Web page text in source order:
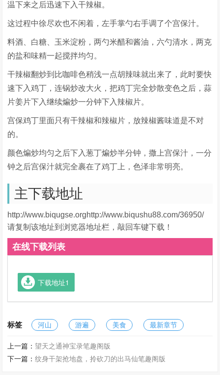
温下来之后迅速下入干辣椒。
这过程中徐尽欢也不闲着，左手掌勺右手调了个宫保汁。
料酒、白糖、玉米淀粉，两勺米醋和酱油，六勺清水，两克
的盐和味精一起搅拌均匀。
干辣椒翻炒到比咖啡色稍浅一点胡辣味就出来了，此时要快
速下入鸡丁，连锅炒改大火，把鸡丁完全炒散变色之后，蒜
片姜片下入继续煸炒一分钟下入辣椒片。
宫保鸡丁里面只有干辣椒和辣椒片，放辣椒酱味道是不对
的。
颜色煸炒均匀之后下入葱丁煸炒半分钟，撒上宫保汁，一分
钟之后宫保汁就完全裹在了鸡丁上，色泽非常明亮。
主下载地址
http://www.biqugse.orghttp://www.biqushu88.com/36950/
请复制该地址到浏览器地址栏，敲回车键下载！
在线下载列表
下载地址1
标签 河山 游遍 美食 最新章节
上一篇：望天之通神宝录笔趣阁版
下一篇：纹身干架抢地盘，拎砍刀的出马仙笔趣阁版